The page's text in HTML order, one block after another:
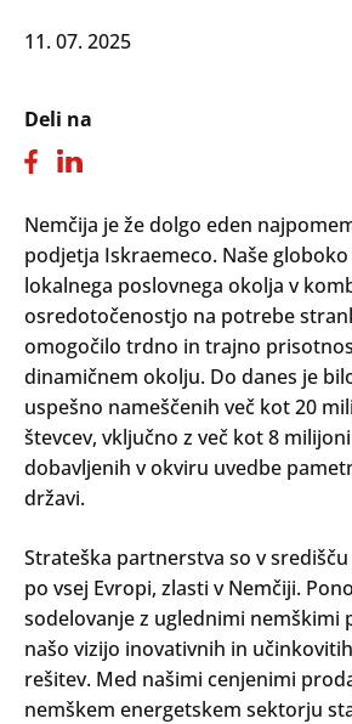
11. 07. 2025
Deli na
Nemčija je že dolgo eden
podjetja Iskraemeco. Naše
lokalnega poslovnega okolja v
osredotočenostjo na potrebe
omogočilo trdno in trajno
dinamičnem okolju. Do danes je
uspešno nameščenih več kot 20
števcev, vključno z več kot 8 milijoni
dobavljenih v okviru uvedbe
državi.
Strateška partnerstva so v
po vsej Evropi, zlasti v Nemčiji.
sodelovanje z uglednimi nemškimi
našo vizijo inovativnih in
rešitev. Med našimi cenjenimi
nemškem energetskem sektorju